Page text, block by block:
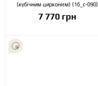
(кубічним цирконієм) (1б_с-090)
7 770 грн